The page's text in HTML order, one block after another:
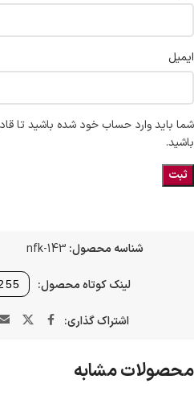
ایمیل
شما باید وارد حساب خود شده باشید تا
باشید.
شناسه محصول: nfk-143
لینک کوتاه محصول:
اشتراک گذاری:
محصولات مشابه